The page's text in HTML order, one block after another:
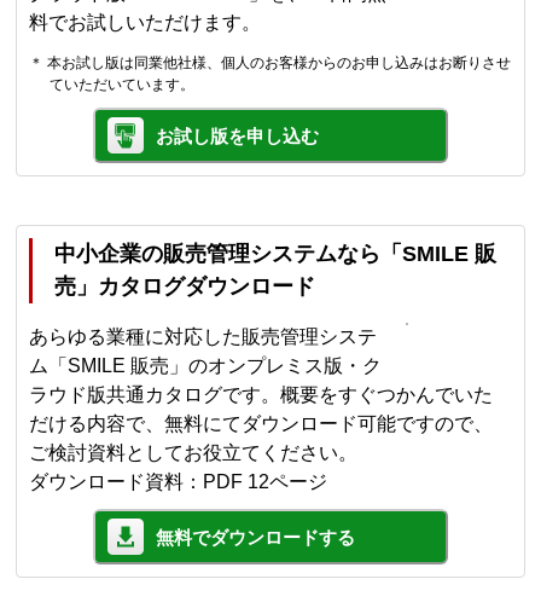
料でお試しいただけます。
＊ 本お試し版は同業他社様、個人のお客様からのお申し込みはお断りさせ
ていただいています。
お試し版を申し込む
中小企業の販売管理システムなら「SMILE 販
売」カタログダウンロード
あらゆる業種に対応した販売管理システ
ム「SMILE 販売」のオンプレミス版・ク
ラウド版共通カタログです。概要をすぐつかんでいた
だける内容で、無料にてダウンロード可能ですので、
ご検討資料としてお役立てください。
ダウンロード資料：PDF 12ページ
無料でダウンロードする